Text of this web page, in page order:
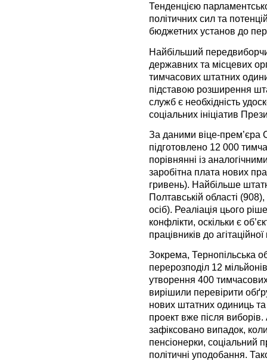
Тенденцією
політичних сил та
бюджетних установ до
Найбільший
державних та місцевих
тимчасових штатних
підставою розширення
служб є необхідність
соціальних ініціатив
За даними віце-прем’єра
підготовлено 12 000
порівнянні із
заробітна плата нових
гривень). Найбільше
Полтавській області
осіб). Реаліація цього
конфлікти, оскільки є
працівників до
Зокрема, Тернопільська
перерозподіл 12
утворення 400
вирішили перевірити
нових штатних одиниць
проект вже після
зафіксовано випадок, коли
пенсіонерки, соціальний
політичні уподобання.